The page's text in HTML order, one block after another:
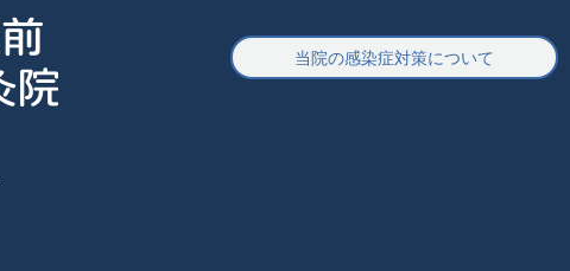
当院の感染症対策について